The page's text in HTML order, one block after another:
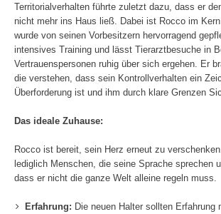
Territorialverhalten führte zuletzt dazu, dass er
nicht mehr ins Haus ließ. Dabei ist Rocco im
wurde von seinen Vorbesitzern hervorragend
intensives Training und lässt Tierarztbesuche in
Vertrauenspersonen ruhig über sich ergehen. Er
die verstehen, dass sein Kontrollverhalten ein
Überforderung ist und ihm durch klare Grenzen
Das ideale Zuhause:
Rocco ist bereit, sein Herz erneut zu
lediglich Menschen, die seine Sprache sprechen
dass er nicht die ganze Welt alleine regeln muss.
Erfahrung: Die neuen Halter sollten Erfahrung